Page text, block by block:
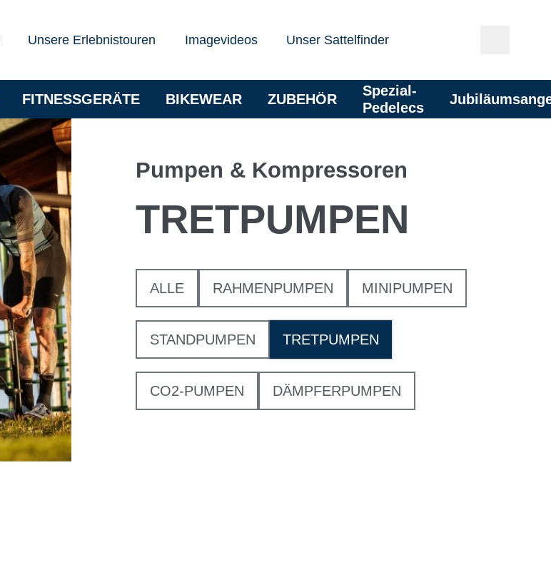
Unsere Erlebnistouren Imagevideos Unser Sattelfinder
FITNESSGERÄTE BIKEWEAR ZUBEHÖR
Spezial-
Pedelecs
Pumpen & Kompressoren
TRETPUMPEN
ALLE RAHMENPUMPEN MINIPUMPEN
STANDPUMPEN TRETPUMPEN
CO2-PUMPEN DÄMPFERPUMPEN